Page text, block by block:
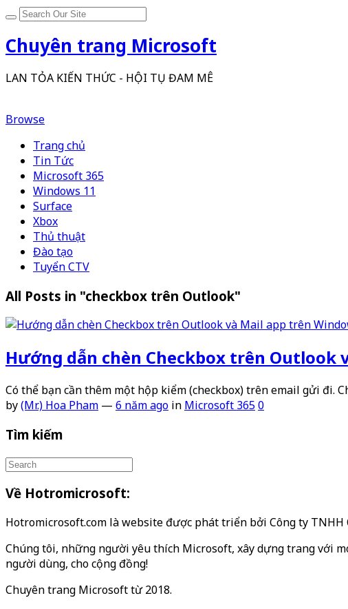
Chuyên trang Microsoft
LAN TỎA KIẾN THỨC - HỘI TỤ ĐAM MÊ
Browse
Trang chủ
Tin Tức
Microsoft 365
Windows 11
Surface
Xbox
Thủ thuật
Đào tạo
Tuyển CTV
All Posts in "checkbox trên Outlook"
Hướng dẫn chèn Checkbox trên Outlook
Có thể bạn cần thêm một hộp kiểm (checkbox) trên email gửi đi.
by(Mr.) Hoa Pham — 6 năm ago in Microsoft 3650
Tìm kiếm
Về Hotromicrosoft:
Hotromicrosoft.com là website được phát triển bởi Công ty TNHH
Chúng tôi, những người yêu thích Microsoft, xây dựng trang với
người dùng, cho cộng đồng!
Chuyên trang Microsoft từ 2018.